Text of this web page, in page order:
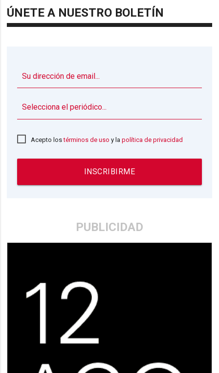
ÚNETE A NUESTRO BOLETÍN
Acepto lostérminos de uso y lapolítica de privacidad
INSCRIBIRME
PUBLICIDAD